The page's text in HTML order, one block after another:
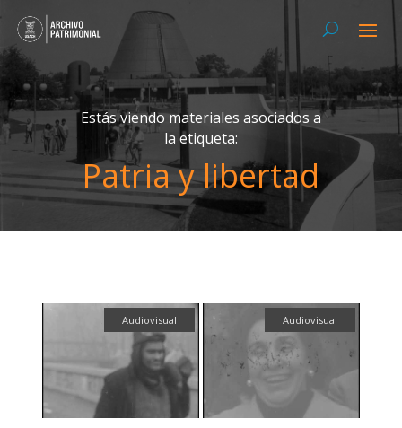
Estás viendo materiales asociados a
la etiqueta:
Patria y libertad
Audiovisual Audiovisual